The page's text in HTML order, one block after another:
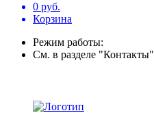
0 руб.
Корзина
Режим работы:
См. в разделе "Контакты"